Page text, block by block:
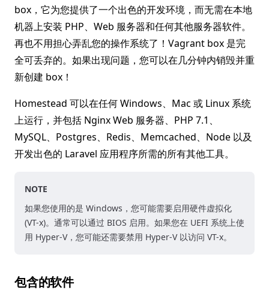
box，它为您提供了一个出色的开发环境，而无需在本地
机器上安装 PHP、Web 服务器和任何其他服务器软件。
再也不用担心弄乱您的操作系统了！Vagrant box 是完
全可丢弃的。如果出现问题，您可以在几分钟内销毁并重
新创建 box！
Homestead 可以在任何 Windows、Mac 或 Linux 系统
上运行，并包括 Nginx Web 服务器、PHP 7.1、
MySQL、Postgres、Redis、Memcached、Node 以及
开发出色的 Laravel 应用程序所需的所有其他工具。
NOTE
如果您使用的是 Windows，您可能需要启用硬件虚拟化
(VT-x)。通常可以通过 BIOS 启用。如果您在 UEFI 系统上使
用 Hyper-V，您可能还需要禁用 Hyper-V 以访问 VT-x。
包含的软件